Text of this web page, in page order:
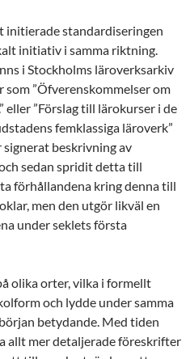
initierade standardiseringen
initiativ i samma riktning.
i Stockholms läroverksarkiv
”Öfverenskommelser om
eller ”Förslag till lärokurser i de
femklassiga läroverk”
beskrivning av
sedan spridit detta till
förhållandena kring denna till
men den utgör likväl en
under seklets första
olika orter, vilka i formellt
och lydde under samma
betydande. Med tiden
allt mer detaljerade föreskrifter